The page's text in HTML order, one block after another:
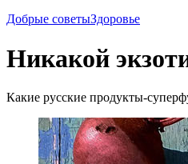
Добрые советыЗдоровье
Никакой
Какие русские продукты-